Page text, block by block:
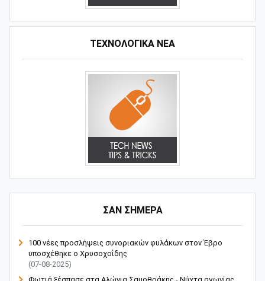
ΤΕΧΝΟΛΟΓΙΚΑ ΝΕΑ
ΣΑΝ ΣΗΜΕΡΑ
100 νέες προσλήψεις συνοριακών φυλάκων στον Έβρο
υποσχέθηκε ο Χρυσοχοΐδης
(07-08-2025)